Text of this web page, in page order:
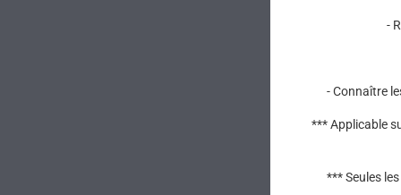
-
- Connaître
*** Applicable
*** Seules